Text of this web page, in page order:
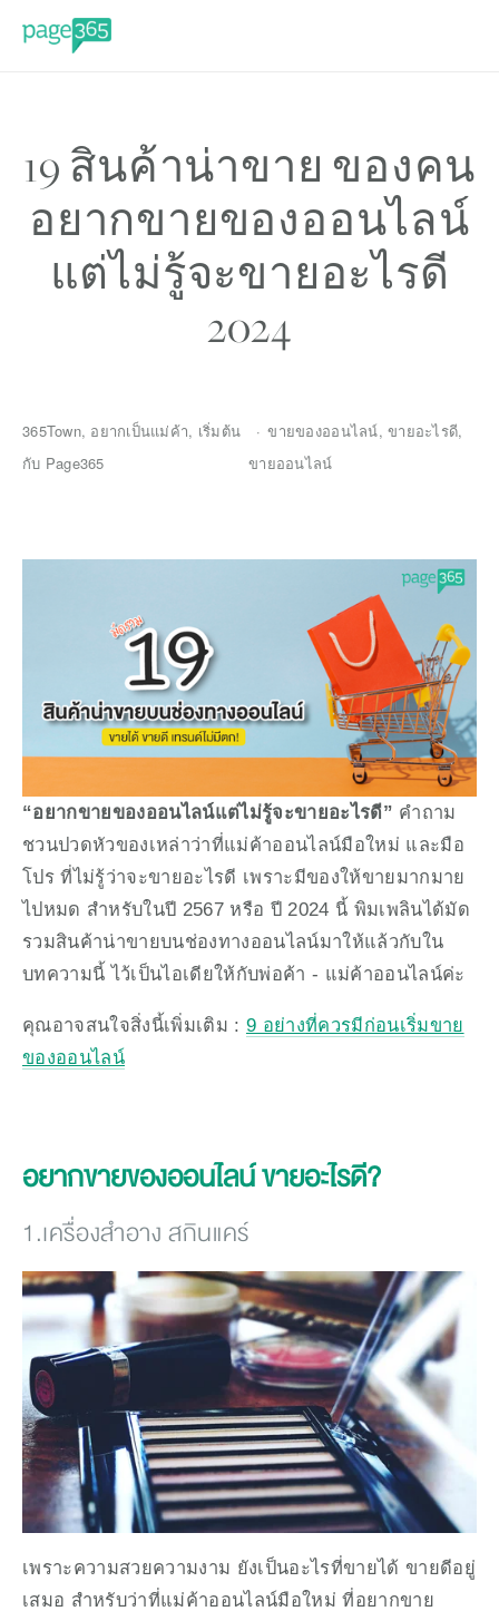
19 สินค้าน่าขาย ของคน
อยากขายของออนไลน์
แต่ไม่รู้จะขายอะไรดี
2024
“อยากขายของออนไลน์แต่ไม่รู้จะขายอะไรดี” คำถาม
ชวนปวดหัวของเหล่าว่าที่แม่ค้าออนไลน์มือใหม่ และมือ
โปร ที่ไม่รู้ว่าจะขายอะไรดี เพราะมีของให้ขายมากมาย
ไปหมด สำหรับในปี 2567 หรือ ปี 2024 นี้ พิมเพลินได้มัด
รวมสินค้าน่าขายบนช่องทางออนไลน์มาให้แล้วกับใน
บทความนี้ ไว้เป็นไอเดียให้กับพ่อค้า - แม่ค้าออนไลน์ค่ะ
คุณอาจสนใจสิ่งนี้เพิ่มเติม : 9 อย่างที่ควรมีก่อนเริ่มขาย
ของออนไลน์
อยากขายของออนไลน์ ขายอะไรดี?
1.เครื่องสำอาง สกินแคร์
เพราะความสวยความงาม ยังเป็นอะไรที่ขายได้ ขายดีอยู่
เสมอ สำหรับว่าที่แม่ค้าออนไลน์มือใหม่ ที่อยากขาย
365Town, อยากเป็นแม่ค้า, เริ่มต้น
กับ Page365
ขายของออนไลน์,ขายอะไรดี,
ขายออนไลน์